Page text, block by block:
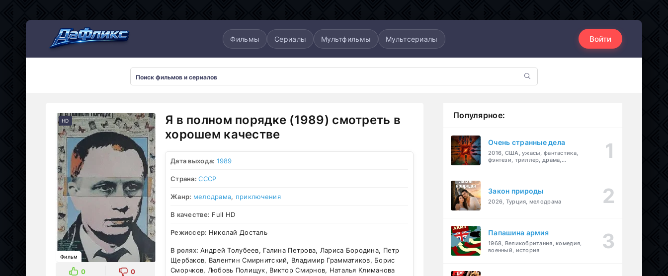
Фильмы Сериалы Мультфильмы Мультсериалы Войти
HD
Фильм
0 0
Я в полном порядке (1989) смотреть в
хорошем качестве
Дата выхода: 1989
Страна:СССР
Жанр: мелодрама, приключения
В качестве: Full HD
Режиссер: Николай Досталь
В ролях: Андрей Толубеев, Галина Петрова, Лариса Бородина, Петр
Щербаков, Валентин Смирнитский, Владимир Грамматиков, Борис
Сморчков, Любовь Полищук, Виктор Смирнов, Наталья Климанова
Популярное:
Очень странные дела
2016, США, ужасы, фантастика,
фэнтези, триллер, драма,
Закон природы
2026, Турция, мелодрама
Папашина армия
1968, Великобритания, комедия,
военный, история
Мультсериалы